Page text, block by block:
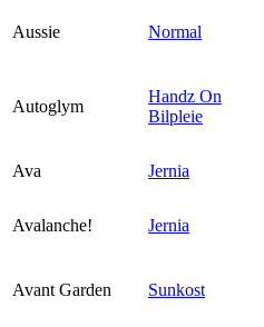
Aussie Normal
Autoglym
Handz On
Bilpleie
Ava
Jernia
Avalanche! Jernia
Avant Garden Sunkost